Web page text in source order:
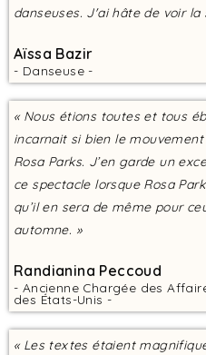
danseuses. J'ai hâte de voir la
Aïssa Bazir
- Danseuse -
« Nous étions toutes et tous
incarnait si bien le
Rosa Parks. J’en garde un
ce spectacle lorsque Rosa
qu’il en sera de même pour
automne. »
Randianina Peccoud
- Ancienne Chargée des
des États-Unis -
« Les textes étaient